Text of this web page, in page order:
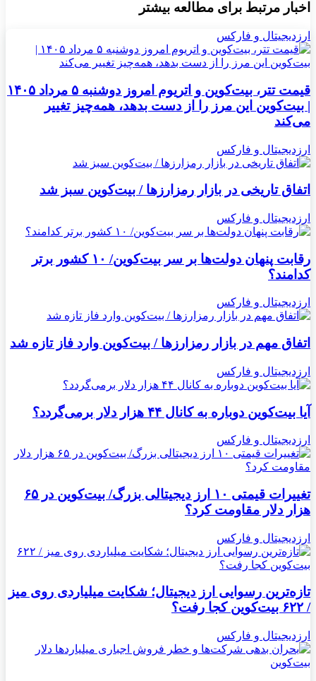
اخبار مرتبط برای مطالعه بیشتر
ارزدیجیتال و فارکس
قیمت تتر، بیت‌کوین و اتریوم امروز دوشنبه ۵ مرداد ۱۴۰۵
| بیت‌کوین این مرز را از دست بدهد، همه‌چیز تغییر
می‌کند
ارزدیجیتال و فارکس
اتفاق تاریخی در بازار رمزارزها / بیت‌کوین سبز شد
ارزدیجیتال و فارکس
رقابت پنهان دولت‌ها بر سر بیت‌کوین/ ۱۰ کشور برتر
کدامند؟
ارزدیجیتال و فارکس
اتفاق مهم در بازار رمزارزها / بیت‌کوین وارد فاز تازه شد
ارزدیجیتال و فارکس
آیا بیت‌کوین دوباره به کانال ۴۴ هزار دلار برمی‌گردد؟
ارزدیجیتال و فارکس
تغییرات قیمتی ۱۰ ارز دیجیتالی بزرگ/ بیت‌کوین در ۶۵
هزار دلار مقاومت کرد؟
ارزدیجیتال و فارکس
تازه‌ترین رسوایی ارز دیجیتال؛ شکایت میلیاردی روی میز
/ ۶۲۲ بیت‌کوین کجا رفت؟
ارزدیجیتال و فارکس